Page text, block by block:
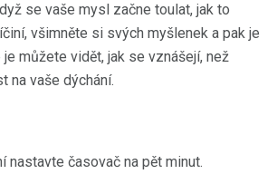
se vaše mysl začne toulat, jak to
všimněte si svých myšlenek a pak je
můžete vidět, jak se vznášejí, než
na vaše dýchání.
nastavte časovač na pět minut.